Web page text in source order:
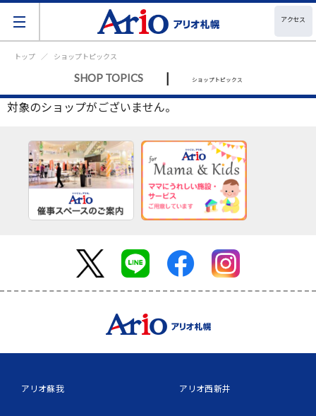
アクセス
トップ ショップトピックス
SHOP TOPICS | ショップトピックス
対象のショップがございません。
アリオ蘇我 アリオ西新井